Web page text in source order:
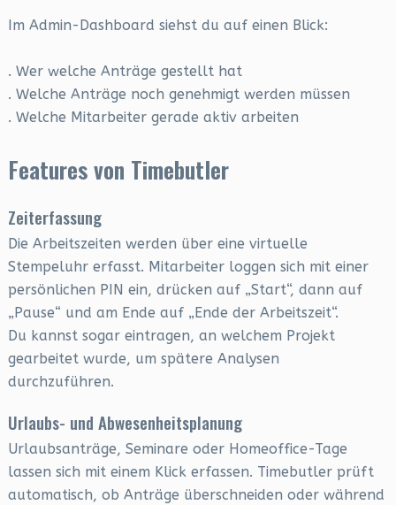
Im Admin-Dashboard siehst du auf einen Blick:
. Wer welche Anträge gestellt hat
. Welche Anträge noch genehmigt werden müssen
. Welche Mitarbeiter gerade aktiv arbeiten
Features von Timebutler
Zeiterfassung
Die Arbeitszeiten werden über eine virtuelle
Stempeluhr erfasst. Mitarbeiter loggen sich mit einer
persönlichen PIN ein, drücken auf „Start“, dann auf
„Pause“ und am Ende auf „Ende der Arbeitszeit“.
Du kannst sogar eintragen, an welchem Projekt
gearbeitet wurde, um spätere Analysen
durchzuführen.
Urlaubs- und Abwesenheitsplanung
Urlaubsanträge, Seminare oder Homeoffice-Tage
lassen sich mit einem Klick erfassen. Timebutler prüft
automatisch, ob Anträge überschneiden oder während